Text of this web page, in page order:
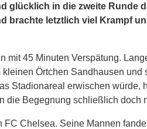
glücklich in die zweite Runde
brachte letztlich viel Krampf
mit 45 Minuten Verspätung.
Örtchen Sandhausen und
Stadionareal erwischen würde,
die Begegnung schließlich doch
Chelsea. Seine Mannen